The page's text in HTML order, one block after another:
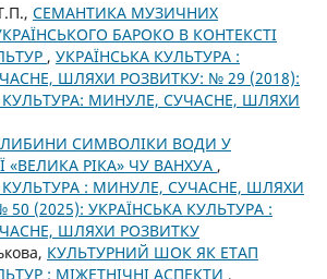
СЕМАНТИКА МУЗИЧНИХ
БАРОКО В КОНТЕКСТІ
, УКРАЇНСЬКА КУЛЬТУРА :
ШЛЯХИ РОЗВИТКУ: № 29 (2018):
КУЛЬТУРА: МИНУЛЕ, СУЧАСНЕ, ШЛЯХИ
СИМВОЛІКИ ВОДИ У
«ВЕЛИКА РІКА» ЧУ ВАНХУА ,
КУЛЬТУРА : МИНУЛЕ, СУЧАСНЕ, ШЛЯХИ
(2025): УКРАЇНСЬКА КУЛЬТУРА :
ШЛЯХИ РОЗВИТКУ
КУЛЬТУРНИЙ ШОК ЯК ЕТАП
: МІЖЕТНІЧНІ АСПЕКТИ ,